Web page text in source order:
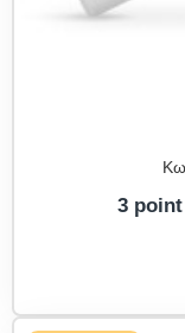
3 point